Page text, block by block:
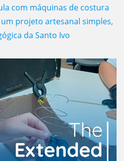
com máquinas de costura
projeto artesanal simples,
da Santo Ivo